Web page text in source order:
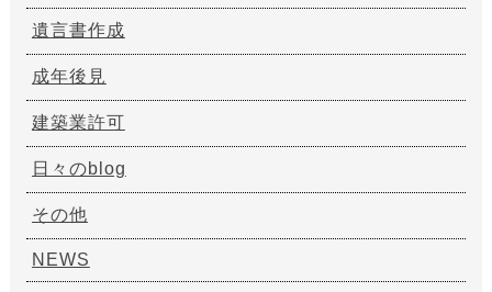
遺言書作成
成年後見
建築業許可
日々のblog
その他
NEWS